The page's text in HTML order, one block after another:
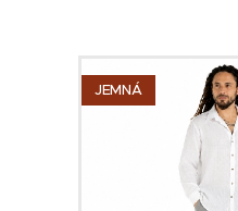
JEMNÁ